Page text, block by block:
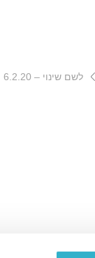
לשם שינוי – 6.2.20